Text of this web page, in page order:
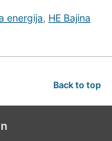
energija, HE Bajina
Back to top